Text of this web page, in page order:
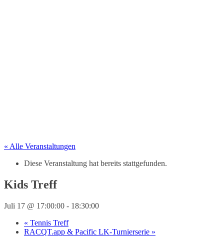
« Alle Veranstaltungen
Diese Veranstaltung hat bereits stattgefunden.
Kids Treff
Juli 17 @ 17:00:00 - 18:30:00
« Tennis Treff
RACQT.app & Pacific LK-Turnierserie »